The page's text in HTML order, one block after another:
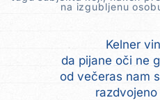
na izgubljenu
Kelner
da pijane oči ne
od večeras nam